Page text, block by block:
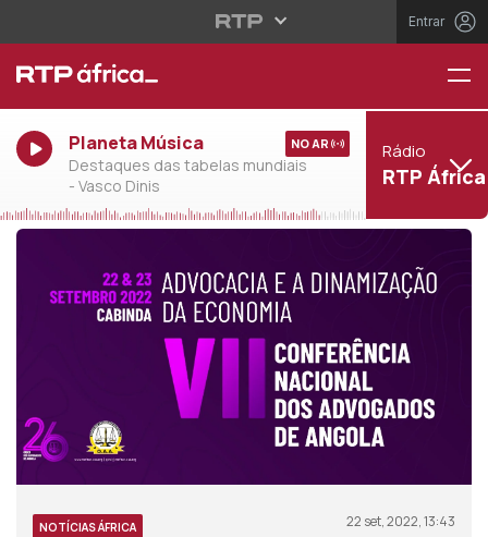
Entrar
Planeta Música
Destaques das tabelas mundiais
- Vasco Dinis
NO AR Rádio
RTP África
NOTÍCIAS ÁFRICA 22 set, 2022, 13:43